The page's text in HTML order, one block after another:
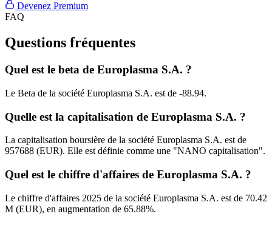
Devenez Premium
FAQ
Questions fréquentes
Quel est le beta de Europlasma S.A. ?
Le Beta de la société Europlasma S.A. est de -88.94.
Quelle est la capitalisation de Europlasma S.A. ?
La capitalisation boursière de la société Europlasma S.A. est de
957688 (EUR). Elle est définie comme une "NANO capitalisation".
Quel est le chiffre d'affaires de Europlasma S.A. ?
Le chiffre d'affaires 2025 de la société Europlasma S.A. est de 70.42
M (EUR), en augmentation de 65.88%.